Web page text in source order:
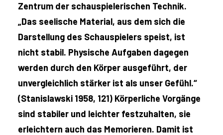
Zentrum der schauspielerischen Technik.
„Das seelische Material, aus dem sich die
Darstellung des Schauspielers speist, ist
nicht stabil. Physische Aufgaben dagegen
werden durch den Körper ausgeführt, der
unvergleichlich stärker ist als unser Gefühl.“
(Stanislawski 1958, 121) Körperliche Vorgänge
sind stabiler und leichter festzuhalten, sie
erleichtern auch das Memorieren. Damit ist